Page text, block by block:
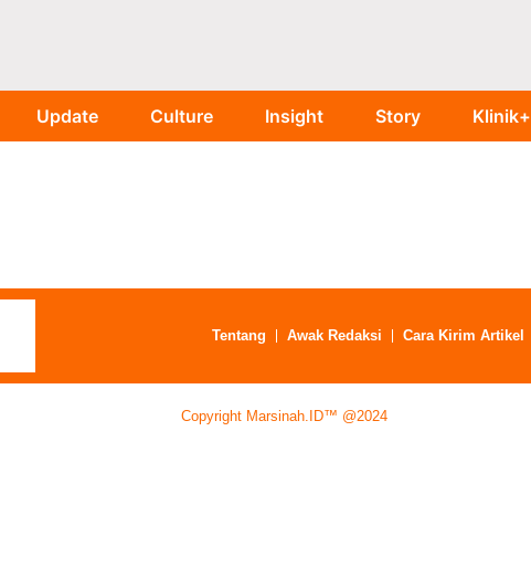
Update Culture Insight Story Klinik+
Tentang Awak Redaksi Cara Kirim Artikel
Copyright Marsinah.ID™ @2024